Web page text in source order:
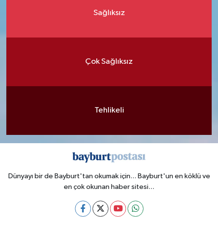
Sağlıksız
Çok Sağlıksız
Tehlikeli
Dünyayı bir de Bayburt'tan okumak için... Bayburt'un en köklü ve
en çok okunan haber sitesi...